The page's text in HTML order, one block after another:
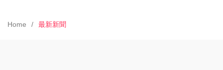
Home 最新新聞